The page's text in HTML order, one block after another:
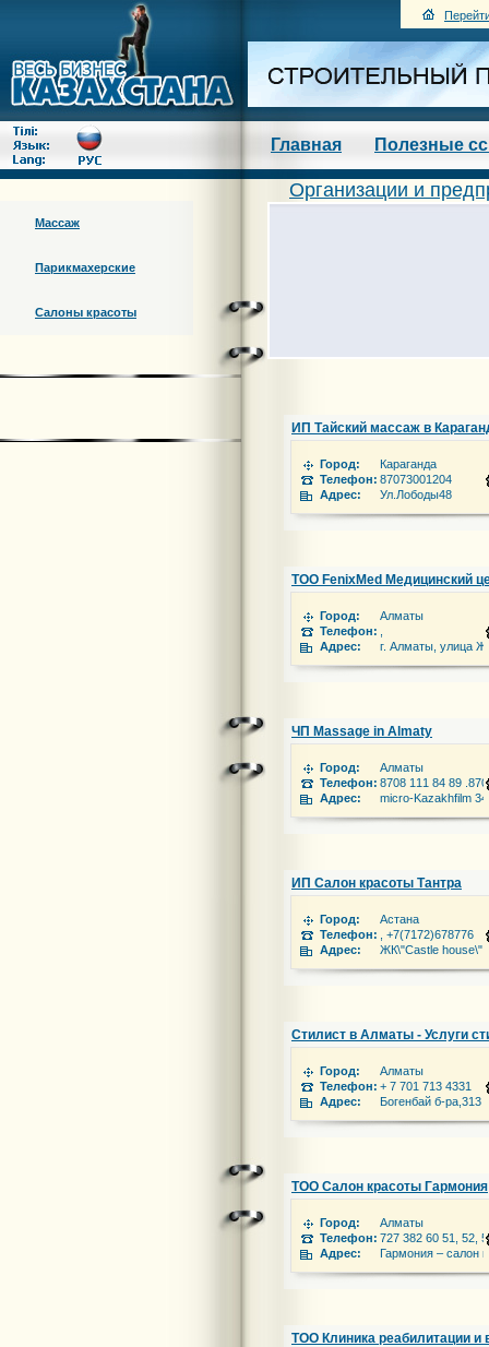
Главная Полезные
Массаж
Парикмахерские
Салоны красоты
Организации и
ИП Тайский массаж в
Город:
Караганда
Телефон: 87073001204
Адрес:
Ул.Лободы48
ТОО FenixMed Медицинский
Город:
Алматы
Телефон:
Адрес:
г. Алматы, улица
ЧП Massage in Almaty
Город:
Алматы
Телефон: 8708 111 84 89
Адрес:
micro-Kazakhfilm
ИП Салон красоты Тантра
Город:
Астана
Телефон:
, +7(7172)678776
Адрес:
ЖК\"Castle
Стилист в Алматы - Услуги
Город:
Алматы
Телефон: + 7 701 713 4331
Адрес:
Богенбай б-ра,313
ТОО Салон красоты Гармония
Город:
Алматы
Телефон: 727 382 60 51, 52,
Адрес:
Гармония – салон
ТОО Клиника реабилитации